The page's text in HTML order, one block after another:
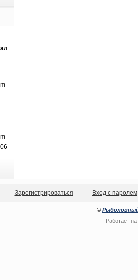
Зарегистрироваться Вход с паролем
© Рыболовный
Работает